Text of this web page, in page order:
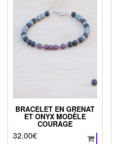
BRACELET EN GRENAT
ET ONYX MODÈLE
COURAGE
32.00€